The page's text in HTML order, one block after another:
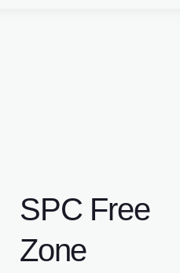
SPC Free
Zone